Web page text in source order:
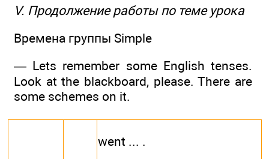
V. Продолжение работы по теме урока
Времена группы Simple
— Lets remember some English tenses.
Look at the blackboard, please. There are
some schemes on it.
went ... .